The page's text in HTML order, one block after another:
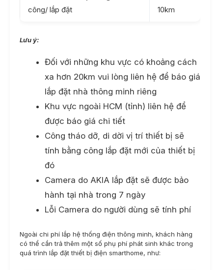
công/ lắp đặt
10km
Lưu ý:
Đối với những khu vực có khoảng cách
xa hơn 20km vui lòng liên hệ để báo giá
lắp đặt nhà thông minh riêng
Khu vực ngoài HCM (tỉnh) liên hệ để
được báo giá chi tiết
Công tháo dỡ, di dời vị trí thiết bị sẽ
tính bằng công lắp đặt mới của thiết bị
đó
Camera do AKIA lắp đặt sẽ được bảo
hành tại nhà trong 7 ngày
Lỗi Camera do người dùng sẽ tính phí
Ngoài chi phí lắp hệ thống điện thông minh, khách hàng
có thể cần trả thêm một số phụ phí phát sinh khác trong
quá trình lắp đặt thiết bị điện smarthome, như: